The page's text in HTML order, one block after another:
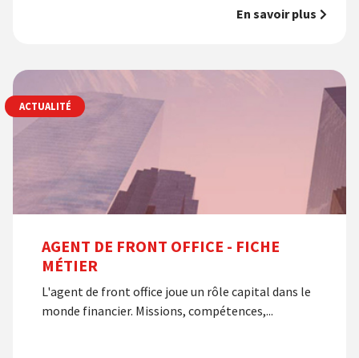
En savoir plus
AGENT DE FRONT OFFICE - FICHE
MÉTIER
L'agent de front office joue un rôle capital dans le
monde financier. Missions, compétences,...
ACTUALITÉ